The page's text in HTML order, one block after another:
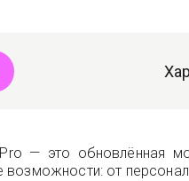
— это обновлённая
возможности: от